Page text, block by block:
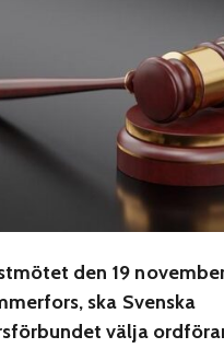
den 19
ska Svenska
välja